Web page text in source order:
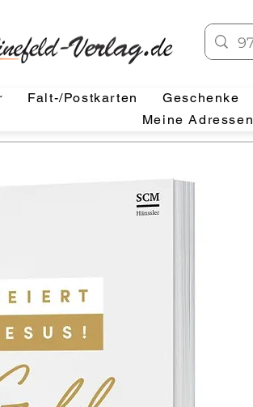
Falt-/Postkarten Geschenke
Meine Adressen